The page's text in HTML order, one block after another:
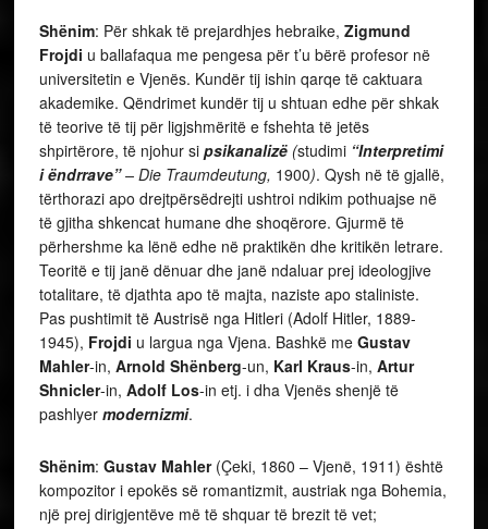
Shënim: Për shkak të prejardhjes hebraike, Zigmund
Frojdi u ballafaqua me pengesa për t’u bërë profesor në
universitetin e Vjenës. Kundër tij ishin qarqe të caktuara
akademike. Qëndrimet kundër tij u shtuan edhe për shkak
të teorive të tij për ligjshmëritë e fshehta të jetës
shpirtërore, të njohur si psikanalizë (studimi “Interpretimi
i ëndrrave”– Die Traumdeutung, 1900). Qysh në të gjallë,
tërthorazi apo drejtpërsëdrejti ushtroi ndikim pothuajse në
të gjitha shkencat humane dhe shoqërore. Gjurmë të
përhershme ka lënë edhe në praktikën dhe kritikën letrare.
Teoritë e tij janë dënuar dhe janë ndaluar prej ideologjive
totalitare, të djathta apo të majta, naziste apo staliniste.
Pas pushtimit të Austrisë nga Hitleri (Adolf Hitler, 1889-
1945), Frojdi u largua nga Vjena. Bashkë meGustav
Mahler-in, Arnold Shënberg-un, Karl Kraus-in, Artur
Shnicler-in, Adolf Los-in etj. i dha Vjenës shenjë të
pashlyer modernizmi.
Shënim: Gustav Mahler(Çeki, 1860 – Vjenë, 1911) është
kompozitor i epokës së romantizmit, austriak nga Bohemia,
një prej dirigjentëve më të shquar të brezit të vet;